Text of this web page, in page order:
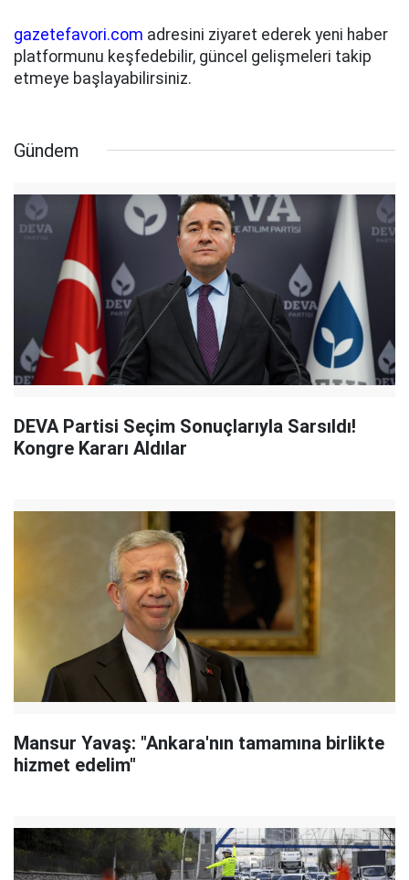
gazetefavori.com adresini ziyaret ederek yeni haber
platformunu keşfedebilir, güncel gelişmeleri takip
etmeye başlayabilirsiniz.
Gündem
DEVA Partisi Seçim Sonuçlarıyla Sarsıldı!
Kongre Kararı Aldılar
Mansur Yavaş: "Ankara'nın tamamına birlikte
hizmet edelim"